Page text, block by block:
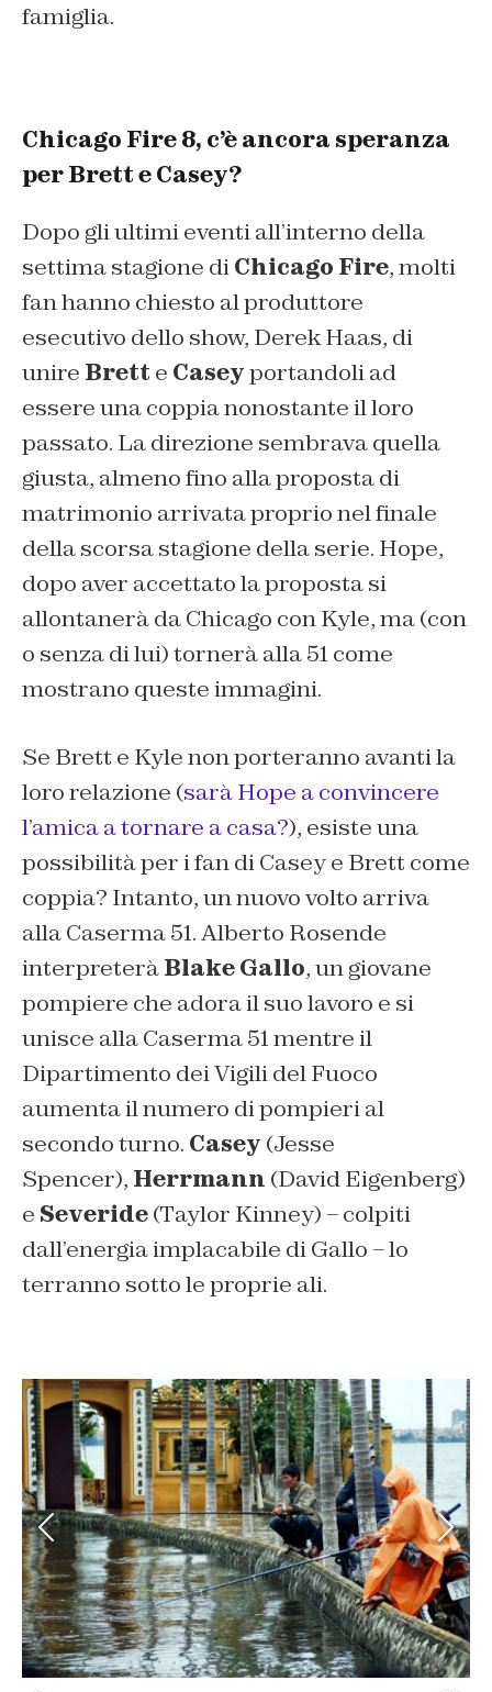
famiglia.
Chicago Fire 8, c’è ancora speranza
per Brett e Casey?
Dopo gli ultimi eventi all’interno della
settima stagione diChicago Fire, molti
fan hanno chiesto al produttore
esecutivo dello show, Derek Haas, di
unire Brett e Caseyportandoli ad
essere una coppia nonostante il loro
passato. La direzione sembrava quella
giusta, almeno fino alla proposta di
matrimonio arrivata proprio nel finale
della scorsa stagione della serie. Hope,
dopo aver accettato la proposta si
allontanerà da Chicago con Kyle, ma (con
o senza di lui) tornerà alla 51 come
mostrano queste immagini.
Se Brett e Kyle non porteranno avanti la
loro relazione (sarà Hope a convincere
l’amica a tornare a casa?), esiste una
possibilità per i fan di Casey e Brett come
coppia? Intanto, un nuovo volto arriva
alla Caserma 51. Alberto Rosende
interpreteràBlake Gallo, un giovane
pompiere che adora il suo lavoro e si
unisce alla Caserma 51 mentre il
Dipartimento dei Vigili del Fuoco
aumenta il numero di pompieri al
secondo turno. Casey (Jesse
Spencer), Herrmann (David Eigenberg)
e Severide(Taylor Kinney) – colpiti
dall’energia implacabile di Gallo – lo
terranno sotto le proprie ali.